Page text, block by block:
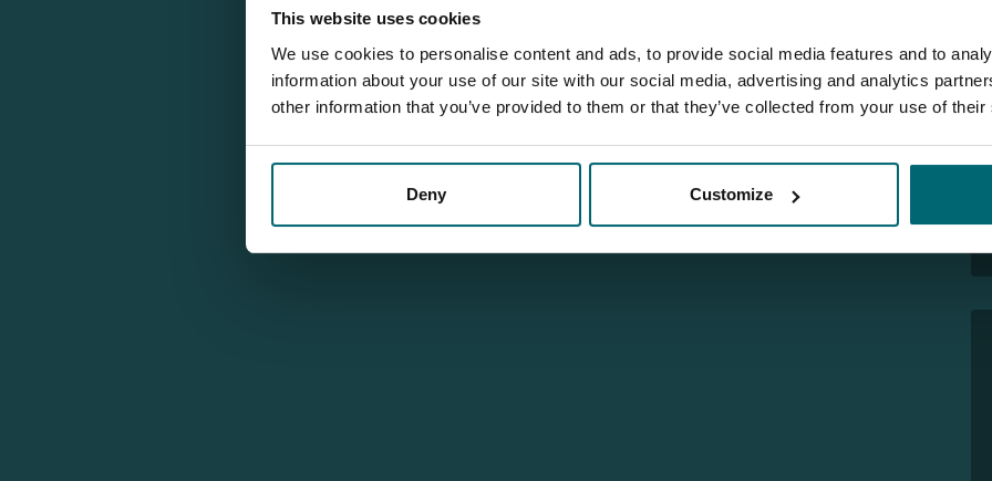
This website uses cookies
We use cookies to personalise content and ads, to provide social media features and to
information about your use of our site with our social media, advertising and analytics
other information that you’ve provided to them or that they’ve collected from your use of
Deny Customize